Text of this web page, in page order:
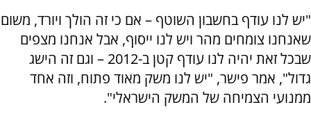
"יש לנו עודף בחשבון השוטף – אם כי זה הולך ויורד, משום
שאנחנו צומחים מהר ויש לנו ייסוף, אבל אנחנו מצפים
שבכל זאת יהיה לנו עודף קטן ב-2012 – וגם זה הישג
גדול", אמר פישר, "יש לנו משק מאוד פתוח, וזה אחד
ממנועי הצמיחה של המשק הישראלי".